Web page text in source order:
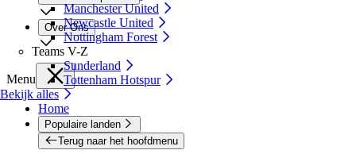
Manchester United
Newcastle United
Nottingham Forest
Teams V-Z
Sunderland
Tottenham Hotspur
Bekijk alles
Over Ons
Menu
Home
Populaire landen
Terug naar het hoofdmenu